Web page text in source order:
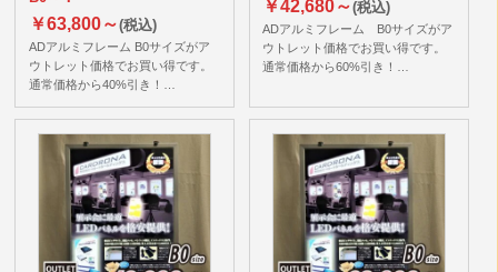
￥63,800～(税込)
ADアルミフレーム B0サイズがア
ウトレット価格でお買い得です。
通常価格から40%引き！…
￥42,680～(税込)
ADアルミフレーム B0サイズがア
ウトレット価格でお買い得です。
通常価格から60%引き！…